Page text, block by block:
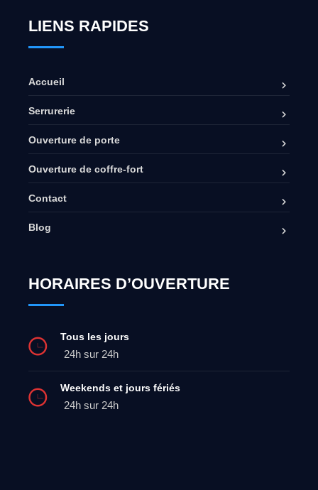
LIENS RAPIDES
Accueil
Serrurerie
Ouverture de porte
Ouverture de coffre-fort
Contact
Blog
HORAIRES D’OUVERTURE
Tous les jours
24h sur 24h
Weekends et jours fériés
24h sur 24h